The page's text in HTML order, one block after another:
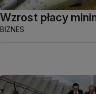
Wzrost płacy
BIZNES